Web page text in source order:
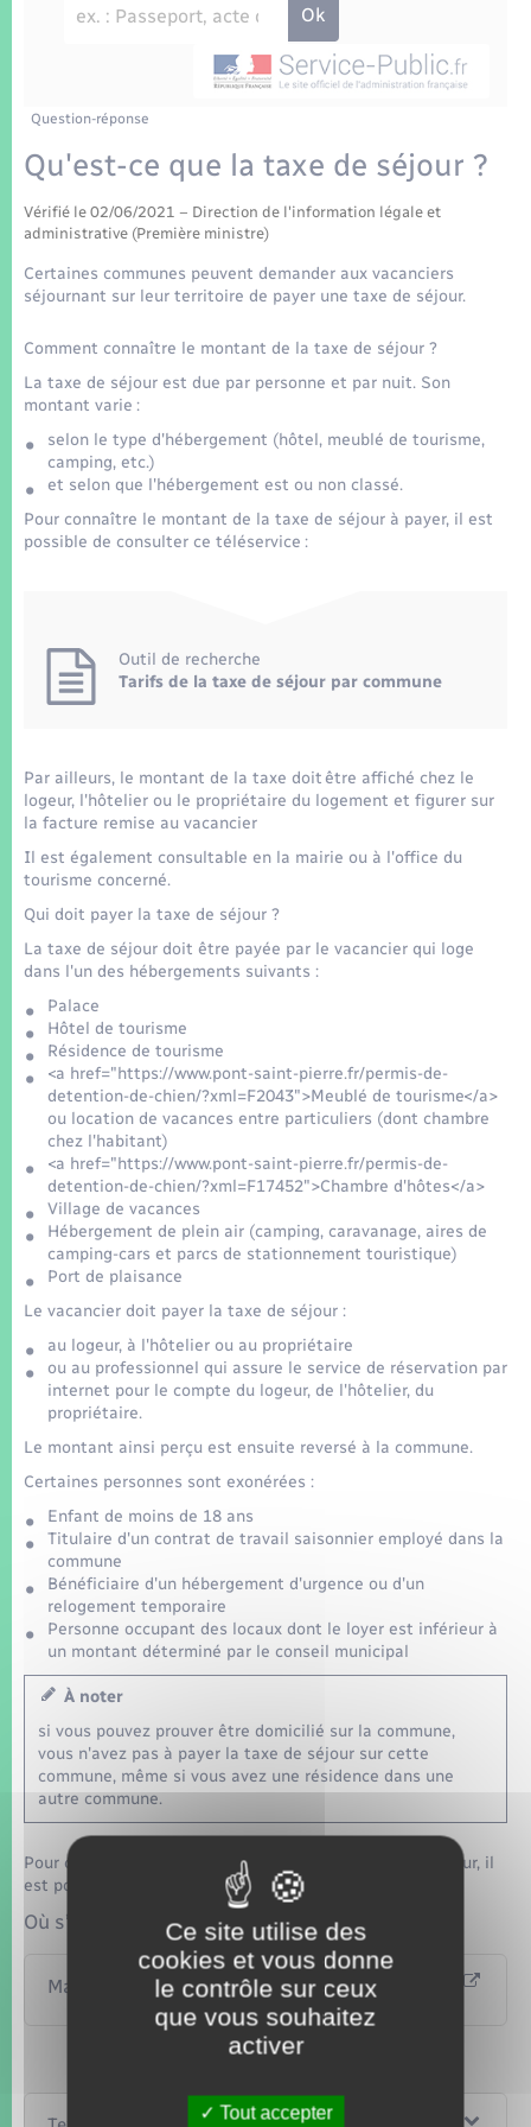
Etat-civil - Papiers - Citoyenneté
Parrainage civil
Recensement
Loisirs
Nouvel habitant
Numérique
Organisation d’événement
Sécurité - Prévention
Seniors
Transports scolaires
Voirie et espace public
Travaux - Autorisation d’occupation de l’espace
Plan interactif
Présentation de la commune
Patrimoine – Histoire
Publications
La Communauté de communes
Question-réponse
Qu'est-ce que la taxe de séjour ?
Vérifié le 02/06/2021 – Direction de l'information légale et
administrative (Première ministre)
Certaines communes peuvent demander aux vacanciers
séjournant sur leur territoire de payer une taxe de séjour.
Comment connaître le montant de la taxe de séjour ?
La taxe de séjour est due par personne et par nuit. Son
montant varie :
selon le type d'hébergement (hôtel, meublé de tourisme,
camping, etc.)
et selon que l'hébergement est ou non classé.
Pour connaître le montant de la taxe de séjour à payer, il est
possible de consulter ce téléservice :
Outil de recherche
Tarifs de la taxe de séjour par commune
Par ailleurs, le montant de la taxe doit être affiché chez le
logeur, l'hôtelier ou le propriétaire du logement et figurer sur
la facture remise au vacancier
Il est également consultable en la mairie ou à l'office du
tourisme concerné.
Qui doit payer la taxe de séjour ?
La taxe de séjour doit être payée par le vacancier qui loge
dans l'un des hébergements suivants :
Palace
Hôtel de tourisme
Résidence de tourisme
<a href="https://www.pont-saint-pierre.fr/permis-de-
detention-de-chien/?xml=F2043">Meublé de tourisme</a>
ou location de vacances entre particuliers (dont chambre
chez l'habitant)
<a href="https://www.pont-saint-pierre.fr/permis-de-
detention-de-chien/?xml=F17452">Chambre d'hôtes</a>
Village de vacances
Hébergement de plein air (camping, caravanage, aires de
camping-cars et parcs de stationnement touristique)
Port de plaisance
Le vacancier doit payer la taxe de séjour :
au logeur, à l'hôtelier ou au propriétaire
ou au professionnel qui assure le service de réservation par
internet pour le compte du logeur, de l'hôtelier, du
propriétaire.
Le montant ainsi perçu est ensuite reversé à la commune.
Certaines personnes sont exonérées :
Enfant de moins de 18 ans
Titulaire d'un contrat de travail saisonnier employé dans la
commune
Bénéficiaire d'un hébergement d'urgence ou d'un
relogement temporaire
Personne occupant des locaux dont le loyer est inférieur à
un montant déterminé par le conseil municipal
À noter
si vous pouvez prouver être domicilié sur la commune,
vous n'avez pas à payer la taxe de séjour sur cette
commune, même si vous avez une résidence dans une
autre commune.
Pour connaître les règles applicables à votre lieu de séjour, il
est possible de contacter la mairie :
Où s’adresser ?
Mairie
Ce site utilise des
cookies et vous donne
le contrôle sur ceux
que vous souhaitez
activer
Tout accepter